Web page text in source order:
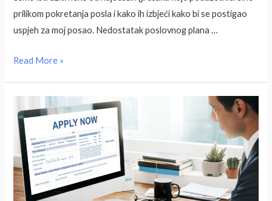
prilikom pokretanja posla i kako ih izbjeći kako bi se postigao
uspjeh za moj posao. Nedostatak poslovnog plana …
Najveće
prilikom
pokretanja
posla
Read More »